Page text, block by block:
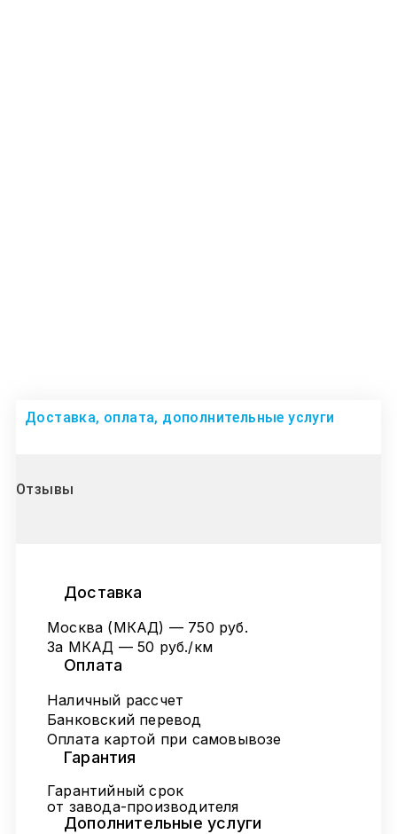
Доставка, оплата, дополнительные услуги
Отзывы
Доставка
Москва (МКАД) — 750 руб.
За МКАД — 50 руб./км
Оплата
Наличный рассчет
Банковский перевод
Оплата картой при самовывозе
Гарантия
Гарантийный срок
от завода-производителя
Дополнительные услуги